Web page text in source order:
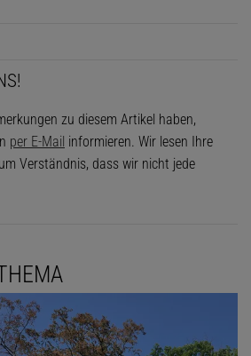
zu diesem Artikel haben,
per E-Mail informieren. Wir lesen Ihre
Verständnis, dass wir nicht jede